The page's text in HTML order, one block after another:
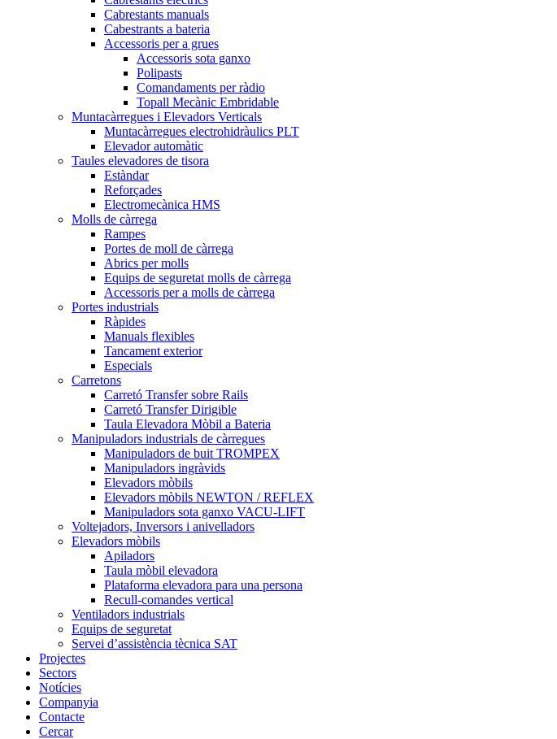
Cabrestants manuals
Cabestrants a bateria
Accessoris per a grues
Accessoris sota ganxo
Polipasts
Comandaments per ràdio
Topall Mecànic Embridable
Muntacàrregues i Elevadors Verticals
Muntacàrregues electrohidràulics PLT
Elevador automàtic
Taules elevadores de tisora
Estàndar
Reforçades
Electromecànica HMS
Molls de càrrega
Rampes
Portes de moll de càrrega
Abrics per molls
Equips de seguretat molls de càrrega
Accessoris per a molls de càrrega
Portes industrials
Ràpides
Manuals flexibles
Tancament exterior
Especials
Carretons
Carretó Transfer sobre Rails
Carretó Transfer Dirigible
Taula Elevadora Mòbil a Bateria
Manipuladors industrials de càrregues
Manipuladors de buit TROMPEX
Manipuladors ingràvids
Elevadors mòbils
Elevadors mòbils NEWTON / REFLEX
Manipuladors sota ganxo VACU-LIFT
Voltejadors, Inversors i anivelladors
Elevadors mòbils
Apiladors
Taula mòbil elevadora
Plataforma elevadora para una persona
Recull-comandes vertical
Ventiladors industrials
Equips de seguretat
Servei d’assistència tècnica SAT
Projectes
Sectors
Notícies
Companyia
Contacte
Cercar